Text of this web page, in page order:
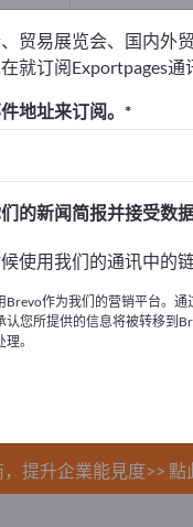
制造商和供应
5
件/零件 塑料部件
免費刊登
上發布您的
提升企業能見度>> 點
贸易展览会、国内外
就订阅Exportpages通
地址来订阅。
的新闻简报并接受数据
使用我们的通讯中的
Brevo作为我们的营销平台。通
认您所提供的信息将被转移到
。